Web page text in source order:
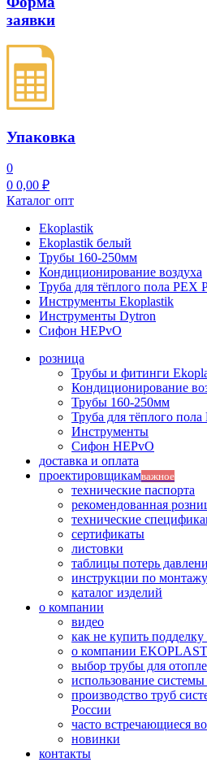
заявки
Упаковка
0
0 0,00 ₽
Каталог опт
Ekoplastik
Ekoplastik белый
Трубы 160-250мм
Кондиционирование воздуха
Труба для тёплого пола PEX
Инструменты Ekoplastik
Инструменты Dytron
Сифон HEPvO
розница
Трубы и фитинги
Кондиционирование
Трубы 160-250мм
Труба для тёплого
Инструменты
Сифон HEPvO
доставка и оплата
проектировщикамважное
технические паспорта
рекомендованная
технические
сертификаты
листовки
таблицы потерь
инструкции по монтажу
каталог изделий
о компании
видео
как не купить
о компании
выбор трубы для
использование
производство труб
России
часто встречающиеся
новинки
контакты